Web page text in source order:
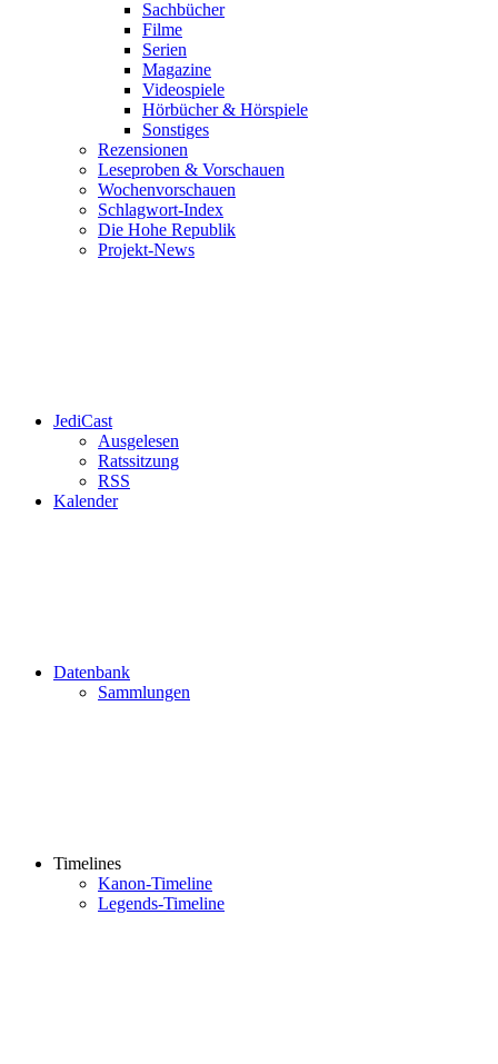
Sachbücher
Filme
Serien
Magazine
Videospiele
Hörbücher & Hörspiele
Sonstiges
Rezensionen
Leseproben & Vorschauen
Wochenvorschauen
Schlagwort-Index
Die Hohe Republik
Projekt-News
JediCast
Ausgelesen
Ratssitzung
RSS
Kalender
Datenbank
Sammlungen
Timelines
Kanon-Timeline
Legends-Timeline